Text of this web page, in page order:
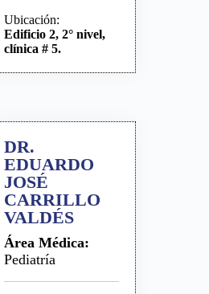
Ubicación:
Edificio 2, 2° nivel,
clínica # 5.
DR.
EDUARDO
JOSÉ
CARRILLO
VALDÉS
Área Médica:
Pediatría